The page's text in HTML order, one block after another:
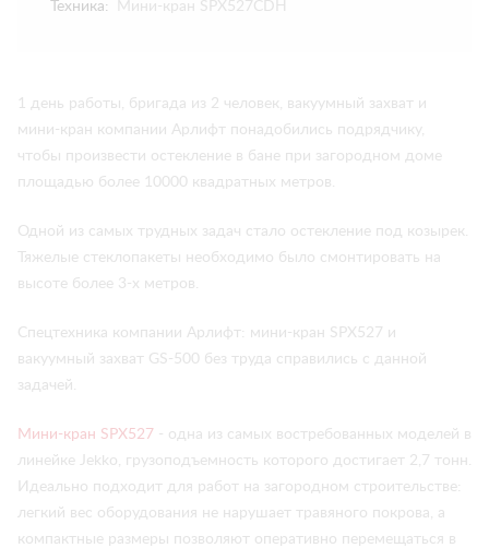
Техника: Мини-кран SPX527CDH
1 день работы, бригада из 2 человек, вакуумный захват и
мини-кран компании Арлифт понадобились подрядчику,
чтобы произвести остекление в бане при загородном доме
площадью более 10000 квадратных метров.
Одной из самых трудных задач стало остекление под козырек.
Тяжелые стеклопакеты необходимо было смонтировать на
высоте более 3-х метров.
Спецтехника компании Арлифт: мини-кран SPX527 и
вакуумный захват GS-500 без труда справились с данной
задачей.
Мини-кран SPX527 - одна из самых востребованных моделей в
линейке Jekko, грузоподъемность которого достигает 2,7 тонн.
Идеально подходит для работ на загородном строительстве:
легкий вес оборудования не нарушает травяного покрова, а
компактные размеры позволяют оперативно перемещаться в